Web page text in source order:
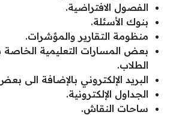
الفصول الافتراضية.
بنوك الأسئلة.
منظومة التقارير والمؤشرات.
بعض المسارات التعليمية الخاصة
الطلاب.
البريد الإلكتروني بالإضافة الى
الجداول الإلكترونية.
ساحات النقاش.